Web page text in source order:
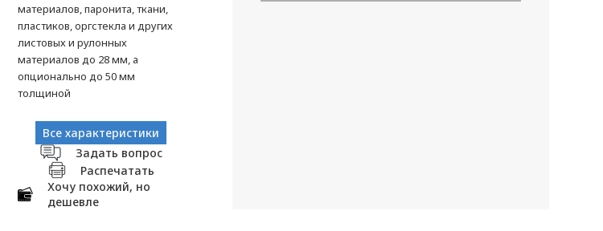
материалов, паронита, ткани,
пластиков, оргстекла и других
листовых и рулонных
материалов до 28 мм, а
опционально до 50 мм
толщиной
Все характеристики
Задать вопрос
Распечатать
Хочу похожий, но
дешевле